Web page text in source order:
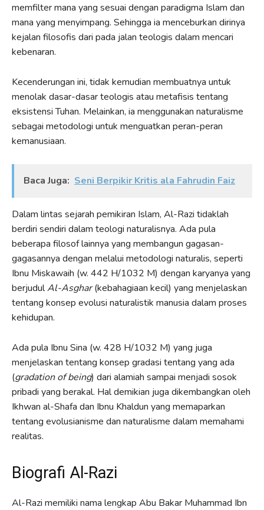
memfilter mana yang sesuai dengan paradigma Islam dan
mana yang menyimpang. Sehingga ia menceburkan dirinya
kejalan filosofis dari pada jalan teologis dalam mencari
kebenaran.
Kecenderungan ini, tidak kemudian membuatnya untuk
menolak dasar-dasar teologis atau metafisis tentang
eksistensi Tuhan. Melainkan, ia menggunakan naturalisme
sebagai metodologi untuk menguatkan peran-peran
kemanusiaan.
Baca Juga: Seni Berpikir Kritis ala Fahrudin Faiz
Dalam lintas sejarah pemikiran Islam, Al-Razi tidaklah
berdiri sendiri dalam teologi naturalisnya. Ada pula
beberapa filosof lainnya yang membangun gagasan-
gagasannya dengan melalui metodologi naturalis, seperti
Ibnu Miskawaih (w. 442 H/1032 M) dengan karyanya yang
berjudulAl-Asghar(kebahagiaan kecil) yang menjelaskan
tentang konsep evolusi naturalistik manusia dalam proses
kehidupan.
Ada pula Ibnu Sina (w. 428 H/1032 M) yang juga
menjelaskan tentang konsep gradasi tentang yang ada
(gradation of being) dari alamiah sampai menjadi sosok
pribadi yang berakal. Hal demikian juga dikembangkan oleh
Ikhwan al-Shafa dan Ibnu Khaldun yang memaparkan
tentang evolusianisme dan naturalisme dalam memahami
realitas.
Biografi Al-Razi
Al-Razi memiliki nama lengkap Abu Bakar Muhammad Ibn